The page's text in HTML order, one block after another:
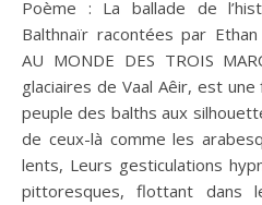
Poème : La ballade de l’histrion, – Les légendes de
Balthnaïr racontées par Ethan
AU MONDE DES TROIS
glaciaires de Vaal Aêir, est
peuple des balths aux
de ceux-là comme les
lents, Leurs gesticulations
pittoresques, flottant dans